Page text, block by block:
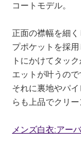
コートモデル。
正面の襟幅を細
プポケットを採
トにかけてタッ
エットが叶うので
それに裏地やパ
らも上品でクリー
メンズ白衣:アー